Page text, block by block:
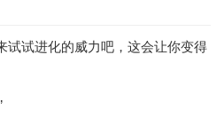
试试进化的威力吧，这会让你变得